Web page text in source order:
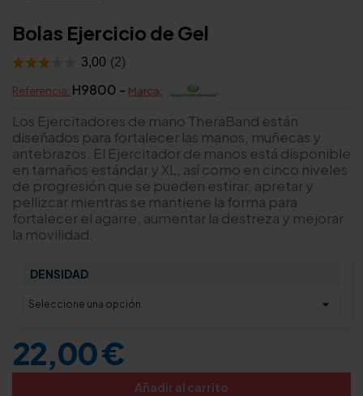
Bolas Ejercicio de Gel
Referencia: H9800 - Marca:
Los Ejercitadores de mano TheraBand están
diseñados para fortalecer las manos, muñecas y
antebrazos. El Ejercitador de manos está disponible
en tamaños estándar y XL, así como en cinco niveles
de progresión que se pueden estirar, apretar y
pellizcar mientras se mantiene la forma para
fortalecer el agarre, aumentar la destreza y mejorar
la movilidad.
DENSIDAD
22,00 €
Añadir al carrito